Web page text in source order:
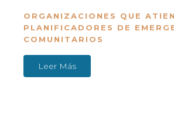
ORGANIZACIONES QUE
PLANIFICADORES DE
COMUNITARIOS
Leer Más